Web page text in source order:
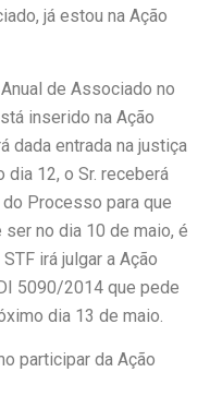
já estou na Ação
de Associado no
inserido na Ação
dada entrada na justiça
12, o Sr. receberá
Processo para que
no dia 10 de maio, é
irá julgar a Ação
5090/2014 que pede
dia 13 de maio.
participar da Ação